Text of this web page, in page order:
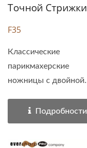
Точной Стрижки
F35
Классические
парикмахерские
ножницы с двойной
Подробности